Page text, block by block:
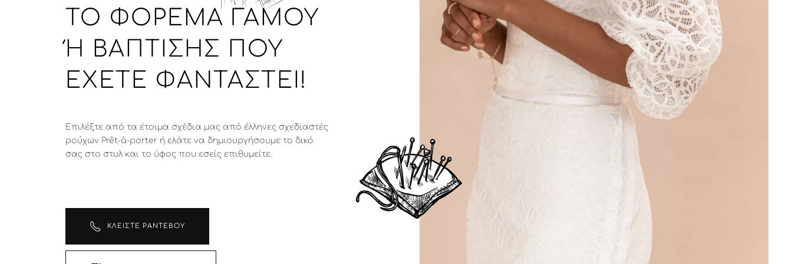
ΤΟ ΦΌΡΕΜΑ ΓΆΜΟΥ
Ή ΒΆΠΤΙΣΗΣ ΠΟΥ Έ
ΧΕΤΕ ΦΑΝΤΑΣΤΕΊ!
Επιλέξτε από τα έτοιμα σχέδια μας από έλληνες σχεδιαστές
ρούχων Prêt-à-porter ή ελάτε να δημιουργήσουμε το δικό
σας στο στυλ και το ύφος που εσείς επιθυμείτε.
ΚΛΕΊΣΤΕ ΡΑΝΤΕΒΟΎ